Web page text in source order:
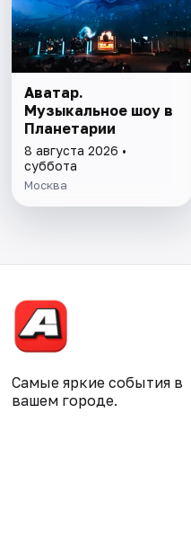
Аватар.
Музыкальное шоу в
Планетарии
8 августа 2026 •
суббота
Москва
Самые яркие события в
вашем городе.